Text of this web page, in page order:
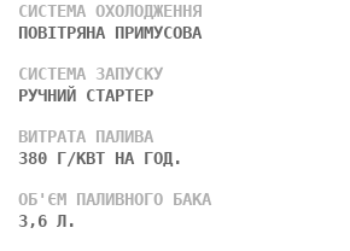
СИСТЕМА ОХОЛОДЖЕННЯ
ПОВІТРЯНА ПРИМУСОВА
СИСТЕМА ЗАПУСКУ
РУЧНИЙ СТАРТЕР
ВИТРАТА ПАЛИВА
380 Г/КВТ НА ГОД.
ОБ'ЄМ ПАЛИВНОГО БАКА
3,6 Л.